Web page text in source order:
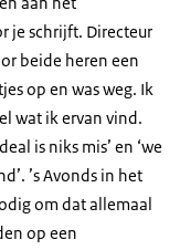
je schrijft. Directeur
beide heren een
op en was weg. Ik
wat ik ervan vind.
is niks mis’ en ‘we
’s Avonds in het
om dat allemaal
op een